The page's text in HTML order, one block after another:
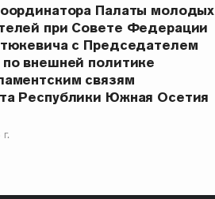
Палаты молодых
при Совете Федерации
с Председателем
внешней политике
связям
Республики Южная Осетия